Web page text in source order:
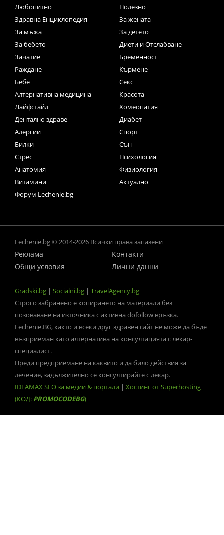
Любопитно
Полезно
Здравна Енциклопедия
За жената
За мъжа
За детето
За бебето
Диети и Отслабване
Зачатие
Бременност
Раждане
Кърмене
Бебе
Секс
Алтернативна медицина
Красота
Лайфстайл
Хомеопатия
Дентално здраве
Диабет
Алергии
Спорт
Билки
Сън
Стрес
Психология
Анатомия
Физиология
Витамини
Актуално
Форум Lechenie.bg
Lechenie.bg © 2014-2026 Всички права запазени
Реклама
Контакти
Общи условия
Лични данни
Gradski.bg | Socialni.bg | TravelAgency.bg
Строго забранено е копирането на материали без
позоваване на източника с активна dofollow връзка.
Lechenie.BG, както и всеки друг здравен сайт не може да бъде
възприеман като алтернатива на консултацията с лекар-
специалист.
Преди предприемане на каквито и да било действия за
лечение, задължително се консултирайте с лекар.
IDEAMAX SEO за медии & портали | Хостинг от Superhosting
(КОД: PROMOCODEBG)